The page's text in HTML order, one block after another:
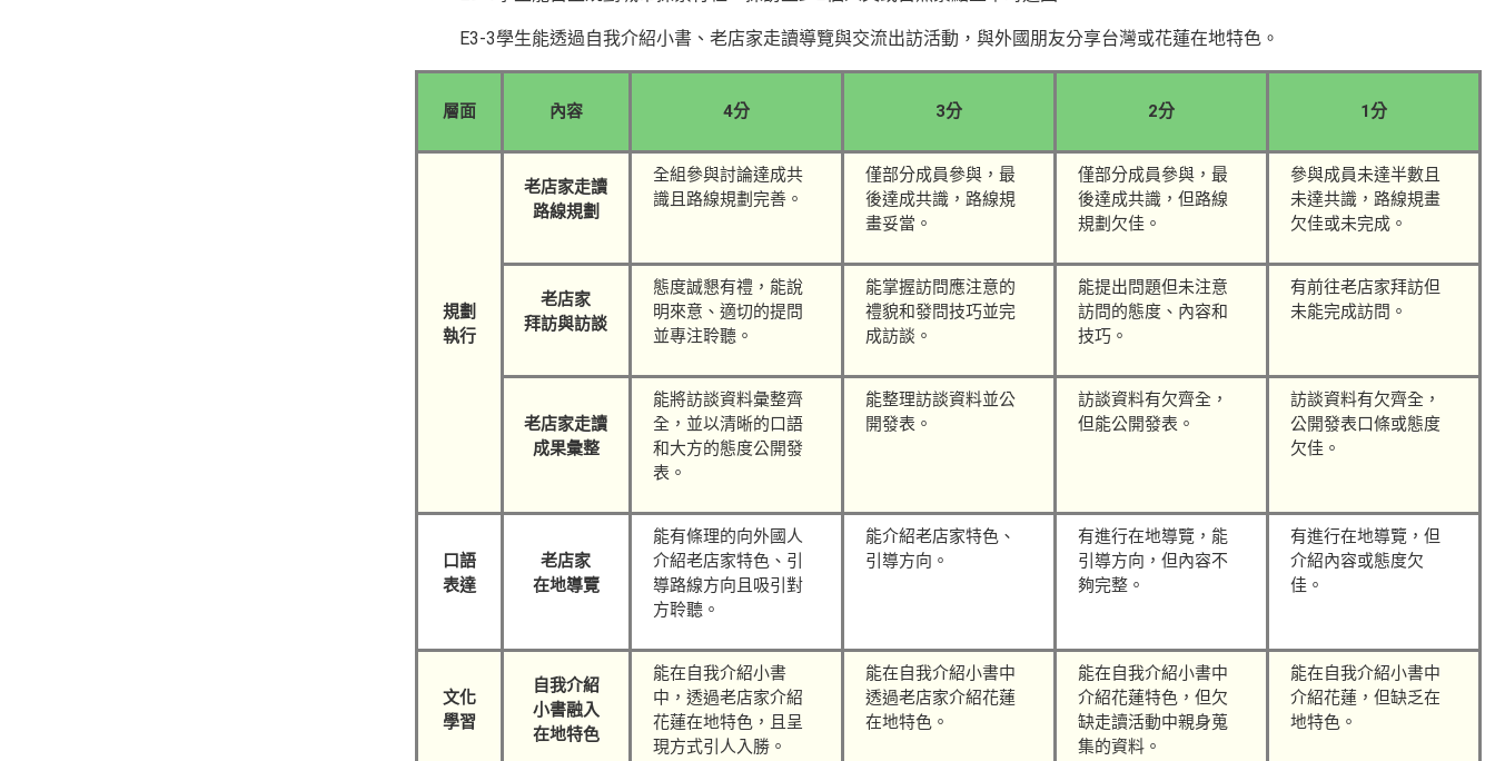
E3-3學生能透過自我介紹小書、老店家走讀導覽與交流出訪活動，與外國朋友分享台灣或花蓮在地特色。
層面 內容 4分 3分 2分 1分
規劃
執行
老店家走讀
路線規劃
全組參與討論達成共
識且路線規劃完善。
僅部分成員參與，最
後達成共識，路線規
畫妥當。
僅部分成員參與，最
後達成共識，但路線
規劃欠佳。
參與成員未達半數且
未達共識，路線規畫
欠佳或未完成。
老店家
拜訪與訪談
態度誠懇有禮，能說
明來意、適切的提問
並專注聆聽。
能掌握訪問應注意的
禮貌和發問技巧並完
成訪談。
能提出問題但未注意
訪問的態度、內容和
技巧。
有前往老店家拜訪但
未能完成訪問。
老店家走讀
成果彙整
能將訪談資料彙整齊
全，並以清晰的口語
和大方的態度公開發
表。
能整理訪談資料並公
開發表。
訪談資料有欠齊全，
但能公開發表。
訪談資料有欠齊全，
公開發表口條或態度
欠佳。
口語
表達
老店家
在地導覽
能有條理的向外國人
介紹老店家特色、引
導路線方向且吸引對
方聆聽。
能介紹老店家特色、
引導方向。
有進行在地導覽，能
引導方向，但內容不
夠完整。
有進行在地導覽，但
介紹內容或態度欠
佳。
文化
學習
自我介紹
小書融入
在地特色
能在自我介紹小書
中，透過老店家介紹
花蓮在地特色，且呈
現方式引人入勝。
能在自我介紹小書中
透過老店家介紹花蓮
在地特色。
能在自我介紹小書中
介紹花蓮特色，但欠
缺走讀活動中親身蒐
集的資料。
能在自我介紹小書中
介紹花蓮，但缺乏在
地特色。